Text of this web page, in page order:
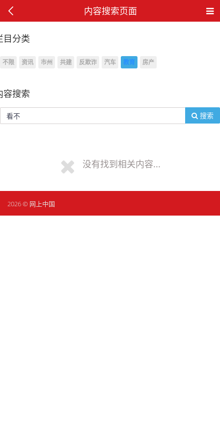
内容搜索页面
目分类
不限 资讯 市州 共建 反欺诈 汽车 教育 房产
容搜索
搜索
没有找到相关内容...
2026 © 网上中国